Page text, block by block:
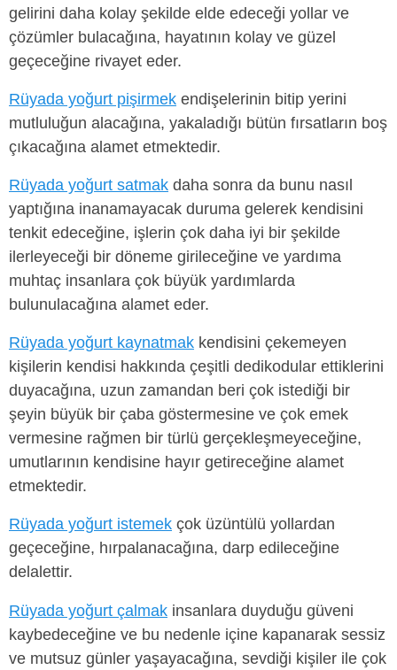
gelirini daha kolay şekilde elde edeceği yollar ve
çözümler bulacağına, hayatının kolay ve güzel
geçeceğine rivayet eder.
Rüyada yoğurt pişirmek endişelerinin bitip yerini
mutluluğun alacağına, yakaladığı bütün fırsatların boş
çıkacağına alamet etmektedir.
Rüyada yoğurt satmak daha sonra da bunu nasıl
yaptığına inanamayacak duruma gelerek kendisini
tenkit edeceğine, işlerin çok daha iyi bir şekilde
ilerleyeceği bir döneme girileceğine ve yardıma
muhtaç insanlara çok büyük yardımlarda
bulunulacağına alamet eder.
Rüyada yoğurt kaynatmak kendisini çekemeyen
kişilerin kendisi hakkında çeşitli dedikodular ettiklerini
duyacağına, uzun zamandan beri çok istediği bir
şeyin büyük bir çaba göstermesine ve çok emek
vermesine rağmen bir türlü gerçekleşmeyeceğine,
umutlarının kendisine hayır getireceğine alamet
etmektedir.
Rüyada yoğurt istemek çok üzüntülü yollardan
geçeceğine, hırpalanacağına, darp edileceğine
delalettir.
Rüyada yoğurt çalmak insanlara duyduğu güveni
kaybedeceğine ve bu nedenle içine kapanarak sessiz
ve mutsuz günler yaşayacağına, sevdiği kişiler ile çok